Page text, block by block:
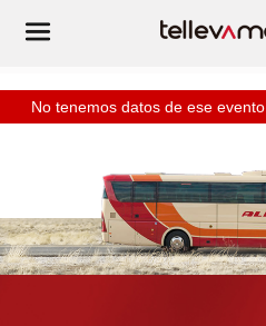
No tenemos datos de ese evento